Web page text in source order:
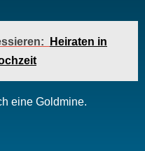
Heiraten in
eine Goldmine.